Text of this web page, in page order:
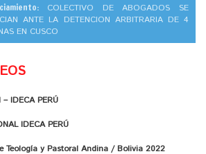
COLECTIVO DE ABOGADOS SE
ANTE LA DETENCION ARBITRARIA DE 4
EN CUSCO
IDECA PERÚ
IDECA PERÚ
Teología y Pastoral Andina / Bolivia 2022